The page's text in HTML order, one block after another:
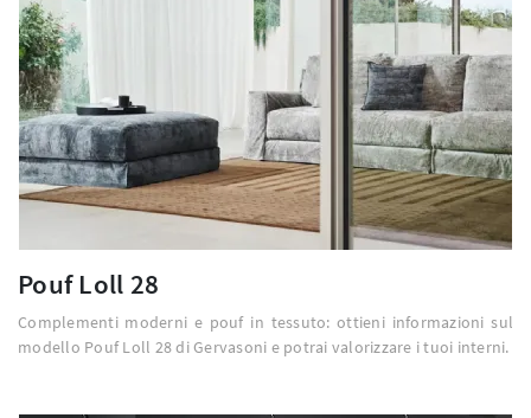
Pouf Loll 28
Complementi moderni e pouf in tessuto: ottieni informazioni sul
modello Pouf Loll 28 di Gervasoni e potrai valorizzare i tuoi interni.